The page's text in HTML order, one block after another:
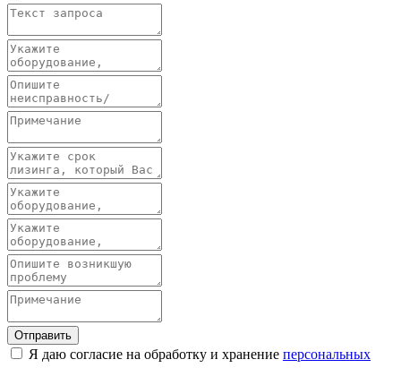
Отправить
Я даю согласие на обработку и хранение персональных